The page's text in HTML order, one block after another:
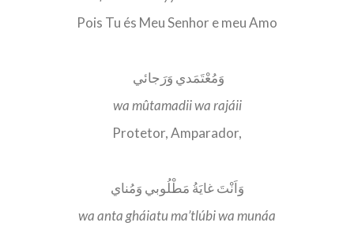
Pois Tu és Meu Senhor e meu Amo
وَمُعْتَمَدي وَرَجائي
wa mûtamadii wa rajáii
Protetor, Amparador,
وَاَنْتَ غايَةُ مَطْلُوبي وَمُناي
wa anta gháiatu ma’tlúbi wa munáa